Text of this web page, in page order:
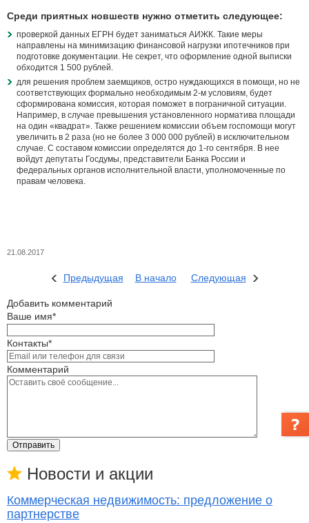
Среди приятных новшеств нужно отметить следующее:
проверкой данных ЕГРН будет заниматься АИЖК. Такие меры
направлены на минимизацию финансовой нагрузки ипотечников при
подготовке документации. Не секрет, что оформление одной выписки
обходится 1 500 рублей.
для решения проблем заемщиков, остро нуждающихся в помощи, но не
соответствующих формально необходимым 2-м условиям, будет
сформирована комиссия, которая поможет в пограничной ситуации.
Например, в случае превышения установленного норматива площади
на один «квадрат». Также решением комиссии объем госпомощи могут
увеличить в 2 раза (но не более 3 000 000 рублей) в исключительном
случае. С составом комиссии определятся до 1-го сентября. В нее
войдут депутаты Госдумы, представители Банка России и
федеральных органов исполнительной власти, уполномоченные по
правам человека.
21.08.2017
Предыдущая В начало Следующая
Добавить комментарий
Ваше имя*
Контакты*
Комментарий
Отправить
Новости и акции
Коммерческая недвижимость: предложение о
партнерстве